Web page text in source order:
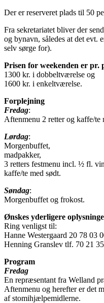
Der er reserveret plads til 50
Fra sekretariatet bliver der
og bynavn, således at det evt.
selv sørge for).
Prisen for weekenden er pr.
1300 kr. i dobbeltværelse og
1600 kr. i enkeltværelse.
Forplejning
Fredag:
Aftenmenu 2 retter og kaffe/te
Lørdag:
Morgenbuffet,
madpakker,
3 retters festmenu incl. ½ fl.
kaffe/te med sødt.
Søndag:
Morgenbuffet og frokost.
Ønskes yderligere
Ring venligst til:
Hanne Westergaard 20 78 03
Henning Granslev tlf. 70 21
Program
Fredag
En repræsentant fra Welland
Aftenmenu og herefter er det
af stomihjælpemidlerne.